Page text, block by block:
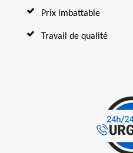
Prix imbattable
Travail de qualité